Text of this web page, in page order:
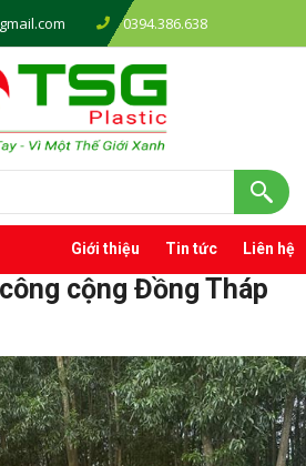
0394.386.638
Giới thiệu Tin tức Liên hệ
cộng Đồng Tháp